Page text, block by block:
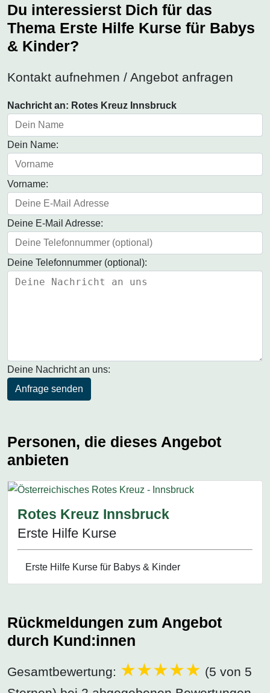
Du interessierst Dich für das
Thema Erste Hilfe Kurse für Babys
& Kinder?
Kontakt aufnehmen / Angebot anfragen
Nachricht an: Rotes Kreuz Innsbruck
Dein Name:
Vorname:
Deine E-Mail Adresse:
Deine Telefonnummer (optional):
Deine Nachricht an uns:
Anfrage senden
Personen, die dieses Angebot
anbieten
Rotes Kreuz Innsbruck
Erste Hilfe Kurse
Erste Hilfe Kurse für Babys & Kinder
Rückmeldungen zum Angebot
durch Kund:innen
Gesamtbewertung:
(5 von 5